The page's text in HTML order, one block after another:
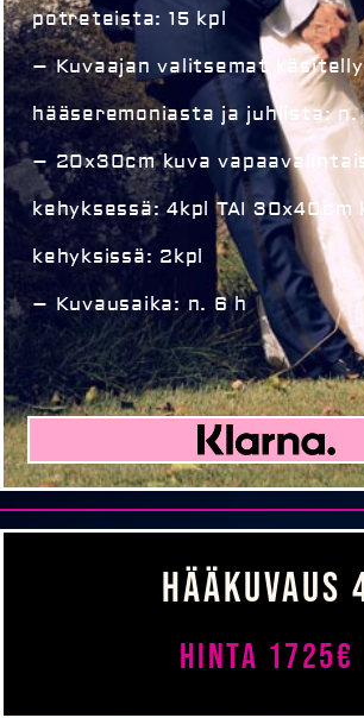
potreteista: 15 kpl
– Kuvaajan valitsemat
hääseremoniasta ja juhlista:
– 20x30cm kuva
kehyksessä: 4kpl TAI 30x40cm
kehyksissä: 2kpl
– Kuvausaika: n. 6 h
HÄÄKUVAUS
Hinta 1725€